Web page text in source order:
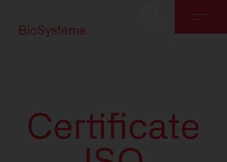
BioSystems
Despre noi
Certificate